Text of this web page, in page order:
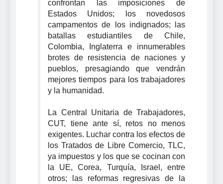
confrontan las imposiciones de
Estados Unidos; los novedosos
campamentos de los indignados; las
batallas estudiantiles de Chile,
Colombia, Inglaterra e innumerables
brotes de resistencia de naciones y
pueblos, presagiando que vendrán
mejores tiempos para los trabajadores
y la humanidad.
La Central Unitaria de Trabajadores,
CUT, tiene ante sí, retos no menos
exigentes. Luchar contra los efectos de
los Tratados de Libre Comercio, TLC,
ya impuestos y los que se cocinan con
la UE, Corea, Turquía, Israel, entre
otros; las reformas regresivas de la